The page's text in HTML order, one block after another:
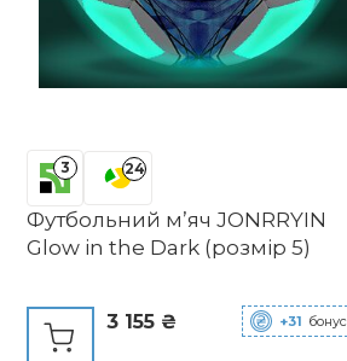
3 24
Футбольний м’яч JONRRYIN
Glow in the Dark (розмір 5)
3 155 ₴ +31 бонус